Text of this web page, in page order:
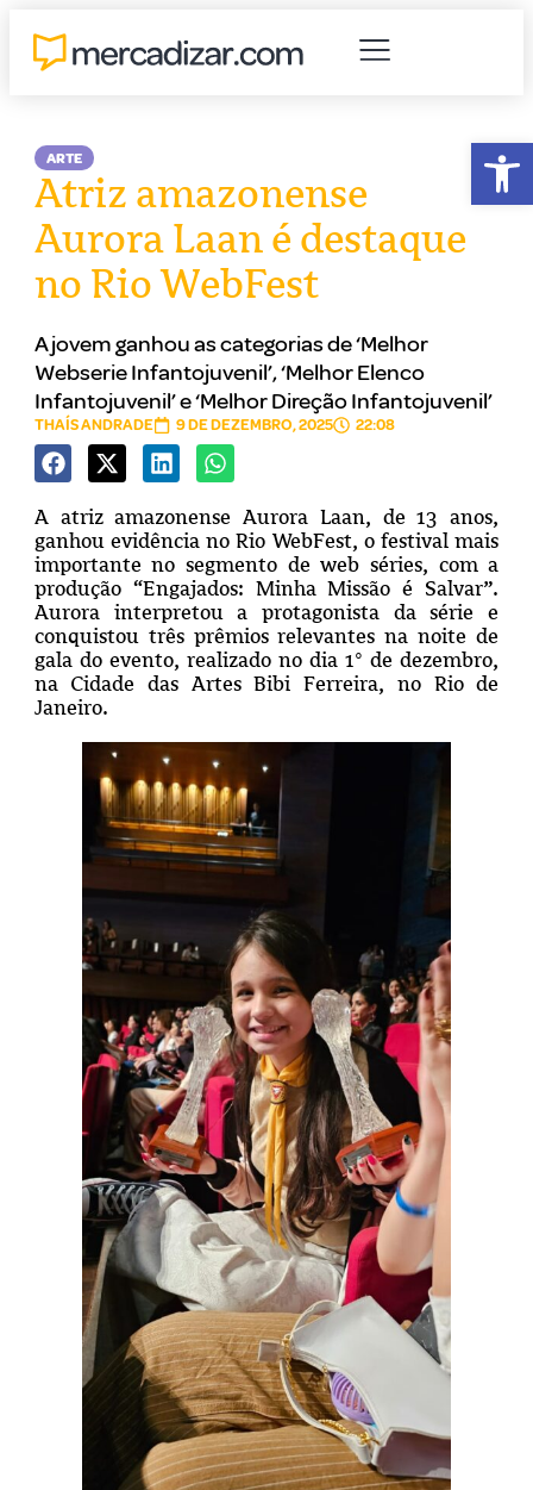
ARTE
Atriz amazonense
Aurora Laan é destaque
no Rio WebFest
A jovem ganhou as categorias de ‘Melhor
Webserie Infantojuvenil’, ‘Melhor Elenco
Infantojuvenil’ e ‘Melhor Direção Infantojuvenil’
THAÍS ANDRADE 9 DE DEZEMBRO, 2025 22:08
A atriz amazonense Aurora Laan, de 13 anos,
ganhou evidência no Rio WebFest, o festival mais
importante no segmento de web séries, com a
produção “Engajados: Minha Missão é Salvar”.
Aurora interpretou a protagonista da série e
conquistou três prêmios relevantes na noite de
gala do evento, realizado no dia 1° de dezembro,
na Cidade das Artes Bibi Ferreira, no Rio de
Janeiro.